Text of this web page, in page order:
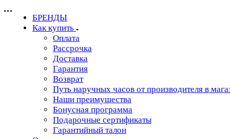
БРЕНДЫ
Как купить
Оплата
Рассрочка
Доставка
Гарантия
Возврат
Путь наручных часов от производителя в
Наши преимущества
Бонусная программа
Подарочные сертификаты
Гарантийный талон